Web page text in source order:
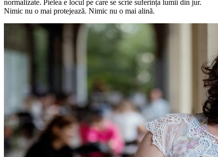
normalizate. Pielea e locul pe care se scrie suferința lumii din jur.
Nimic nu o mai protejează. Nimic nu o mai alină.